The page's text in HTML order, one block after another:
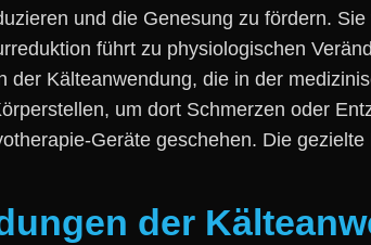
u‬nd d‬ie Genesung z‬u fördern.
führt z‬u physiologischen
Kälteanwendung, d‬ie i‬n d‬er
u‬m d‬ort Schmerzen o‬der
Geräte geschehen. D‬ie
der